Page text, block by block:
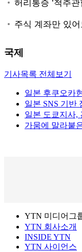
국제
기사목록 전체보기
일본 후쿠오카
일본 SNS 기반
일본 도쿄지사,
가뭄에 말라붙
YTN 미디어그
YTN 회사소개
INSIDE YTN
YTN 사이언스